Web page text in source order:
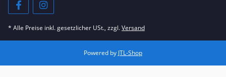
* Alle Preise inkl. gesetzlicher USt., zzgl.Versand
Powered by JTL-Shop